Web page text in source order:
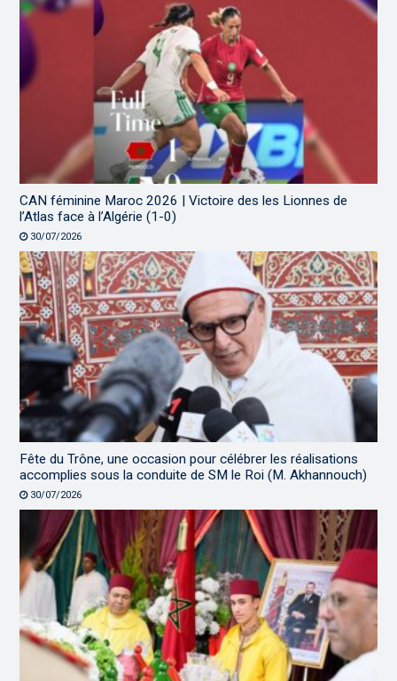
CAN féminine Maroc 2026 | Victoire des les Lionnes de
l’Atlas face à l’Algérie (1-0)
30/07/2026
Fête du Trône, une occasion pour célébrer les réalisations
accomplies sous la conduite de SM le Roi (M. Akhannouch)
30/07/2026